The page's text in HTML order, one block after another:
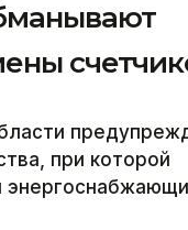
при которой